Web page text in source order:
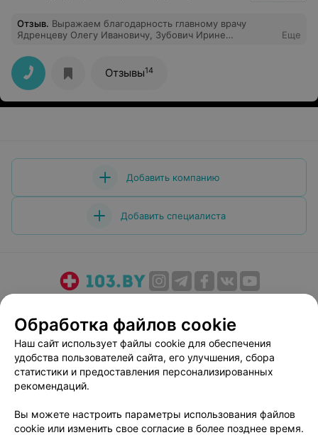
Отзыв. Выражаем благодарность главному врачу
Ядренцеву Олегу Ивановичу, Зубович Ирине
своевременно помощь, подбор эффективных методов
лечения, за теплое и душевное отношение к каждому
пациенту, а также моральную и психологическую
поддержку в сложное время прелести. Отдельные
слова благодарности среднему и младшему
Еще
Отзывы14
Добавить компанию
Добавить специалиста
Медицинский маркетинг
Публичный договор
Пользовательское соглашение
Способы оплаты
Вакансии
Партнеры
Персональные настройки cookie
Обработка файлов cookie
Наш сайт использует файлы cookie для обеспечения
удобства пользователей сайта, его улучшения, сбора
статистики и предоставления персонализированных
рекомендаций.
Вы можете настроить параметры использования файлов
cookie или изменить свое согласие в более позднее время.